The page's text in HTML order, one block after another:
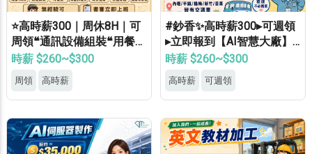
⭐高時薪300｜周休8H｜可
周領❝通訊設備組裝❝用餐補
助⭐等當兵可❝免經驗
時薪 $260~$300
周領 高時薪
#鈔香✨高時薪300▸可週領
▸立即報到【AI智慧大廠】
桃竹苗專車免費接送▸轉正
時薪 $260~$300
高時薪 可週領